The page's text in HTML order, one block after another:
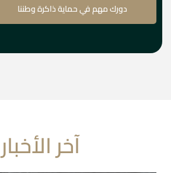
دورك مهم في حماية ذاكرة وطننا
آخر الأخبار